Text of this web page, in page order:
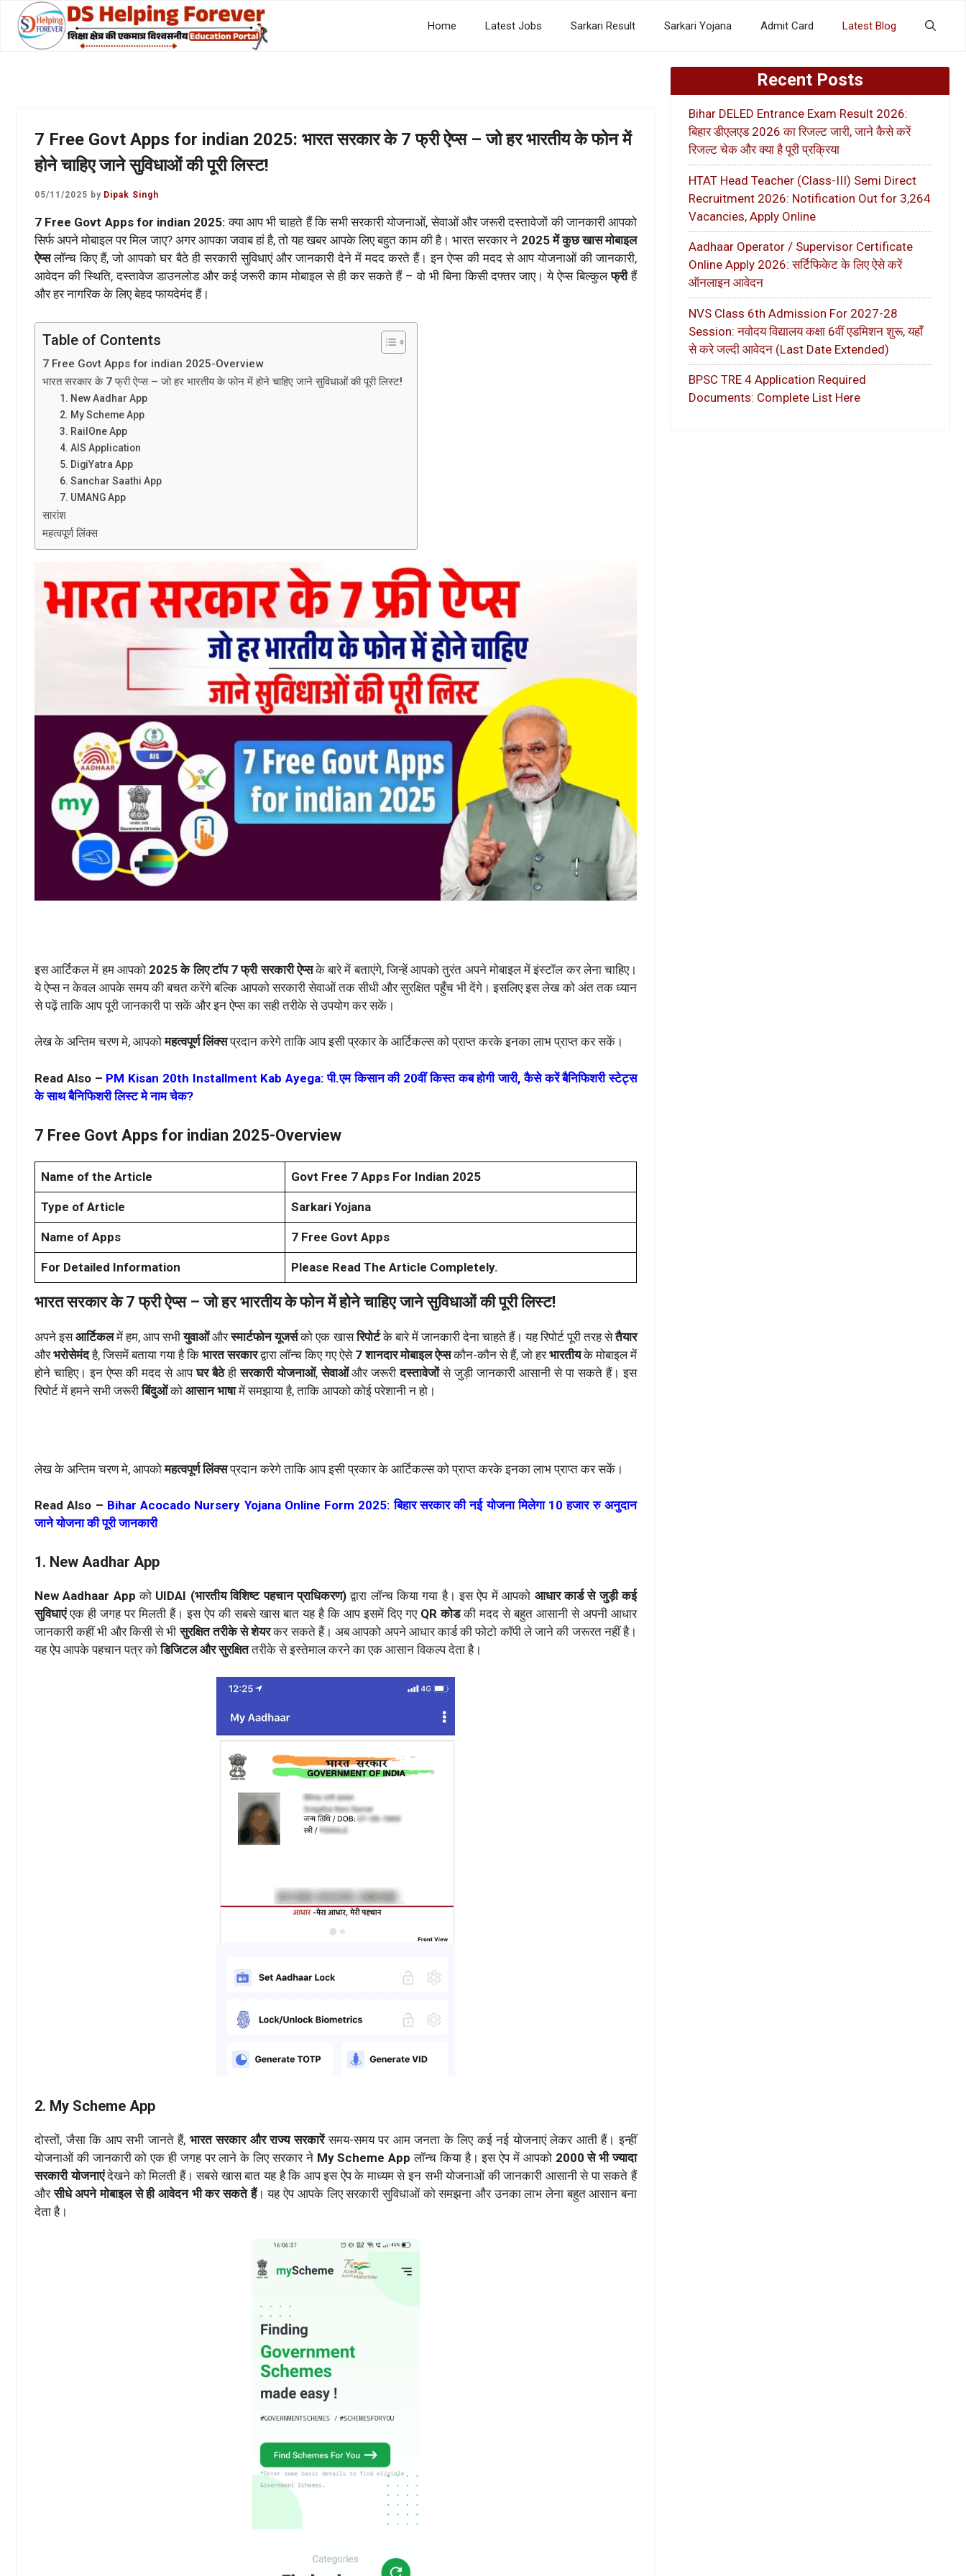
content
Home Latest Jobs Sarkari Result Sarkari Yojana Admit Card Latest Blog
7 Free Govt Apps for indian 2025: भारत सरकार के 7 फ्री ऐप्स – जो हर भारतीय के फोन में
होने चाहिए जाने सुविधाओं की पूरी लिस्ट!
05/11/2025 by Dipak Singh
7 Free Govt Apps for indian 2025: क्या आप भी चाहते हैं कि सभी सरकारी योजनाओं, सेवाओं और जरूरी दस्तावेजों की जानकारी आपको
सिर्फ अपने मोबाइल पर मिल जाए? अगर आपका जवाब हां है, तो यह खबर आपके लिए बहुत काम की है। भारत सरकार ने 2025 में कुछ खास मोबाइल
ऐप्सलॉन्च किए हैं, जो आपको घर बैठे ही सरकारी सुविधाएं और जानकारी देने में मदद करते हैं। इन ऐप्स की मदद से आप योजनाओं की जानकारी,
आवेदन की स्थिति, दस्तावेज डाउनलोड और कई जरूरी काम मोबाइल से ही कर सकते हैं – वो भी बिना किसी दफ्तर जाए। ये ऐप्स बिल्कुलफ्रीहैं
और हर नागरिक के लिए बेहद फायदेमंद हैं।
Table of Contents
7 Free Govt Apps for indian 2025-Overview
भारत सरकार के 7 फ्री ऐप्स – जो हर भारतीय के फोन में होने चाहिए जाने सुविधाओं की पूरी लिस्ट!
1. New Aadhar App
2. My Scheme App
3. RailOne App
4. AIS Application
5. DigiYatra App
6. Sanchar Saathi App
7. UMANG App
सारांश
महत्वपूर्ण लिंक्स
इस आर्टिकल में हम आपको 2025 के लिए टॉप 7 फ्री सरकारी ऐप्सके बारे में बताएंगे, जिन्हें आपको तुरंत अपने मोबाइल में इंस्टॉल कर लेना चाहिए।
ये ऐप्स न केवल आपके समय की बचत करेंगे बल्कि आपको सरकारी सेवाओं तक सीधी और सुरक्षित पहुँच भी देंगे। इसलिए इस लेख को अंत तक ध्यान
से पढ़ें ताकि आप पूरी जानकारी पा सकें और इन ऐप्स का सही तरीके से उपयोग कर सकें।
लेख के अन्तिम चरण मे, आपकोमहत्वपूर्ण लिंक्सप्रदान करेगे ताकि आप इसी प्रकार के आर्टिकल्स को प्राप्त करके इनका लाभ प्राप्त कर सकें।
Read Also – PM Kisan 20th Installment Kab Ayega: पी.एम किसान की 20वीं किस्त कब होगी जारी, कैसे करें बैनिफिशरी स्टेट्स
के साथ बैनिफिशरी लिस्ट मे नाम चेक?
7 Free Govt Apps for indian 2025-Overview
Name of the Article Govt Free 7 Apps For Indian 2025
Type of Article Sarkari Yojana
Name of Apps 7 Free Govt Apps
For Detailed Information Please Read The Article Completely.
भारत सरकार के 7 फ्री ऐप्स – जो हर भारतीय के फोन में होने चाहिए जाने सुविधाओं की पूरी लिस्ट!
अपने इसआर्टिकलमें हम, आप सभीयुवाओंऔरस्मार्टफोन यूजर्सको एक खासरिपोर्टके बारे में जानकारी देना चाहते हैं। यह रिपोर्ट पूरी तरह सेतैयार
औरभरोसेमंदहै, जिसमें बताया गया है कि भारत सरकारद्वारा लॉन्च किए गए ऐसे 7 शानदार मोबाइल ऐप्सकौन-कौन से हैं, जो हरभारतीयके मोबाइल में
होने चाहिए। इन ऐप्स की मदद से आपघर बैठेहीसरकारी योजनाओं,सेवाओंऔर जरूरीदस्तावेजोंसे जुड़ी जानकारी आसानी से पा सकते हैं। इस
रिपोर्ट में हमने सभी जरूरीबिंदुओंको आसान भाषामें समझाया है, ताकि आपको कोई परेशानी न हो।
लेख के अन्तिम चरण मे, आपकोमहत्वपूर्ण लिंक्सप्रदान करेगे ताकि आप इसी प्रकार के आर्टिकल्स को प्राप्त करके इनका लाभ प्राप्त कर सकें।
Read Also – Bihar Acocado Nursery Yojana Online Form 2025: बिहार सरकार की नई योजना मिलेगा 10 हजार रु अनुदान
जाने योजना की पूरी जानकारी
1. New Aadhar App
New Aadhaar App को UIDAI (भारतीय विशिष्ट पहचान प्राधिकरण)द्वारा लॉन्च किया गया है। इस ऐप में आपको आधार कार्ड से जुड़ी कई
सुविधाएंएक ही जगह पर मिलती हैं। इस ऐप की सबसे खास बात यह है कि आप इसमें दिए गए QR कोडकी मदद से बहुत आसानी से अपनी आधार
जानकारी कहीं भी और किसी से भीसुरक्षित तरीके से शेयरकर सकते हैं। अब आपको अपने आधार कार्ड की फोटो कॉपी ले जाने की जरूरत नहीं है।
यह ऐप आपके पहचान पत्र कोडिजिटल और सुरक्षिततरीके से इस्तेमाल करने का एक आसान विकल्प देता है।
2. My Scheme App
दोस्तों, जैसा कि आप सभी जानते हैं, भारत सरकार और राज्य सरकारेंसमय-समय पर आम जनता के लिए कई नई योजनाएं लेकर आती हैं। इन्हीं
योजनाओं की जानकारी को एक ही जगह पर लाने के लिए सरकार ने My Scheme App लॉन्च किया है। इस ऐप में आपको 2000 से भी ज्यादा
सरकारी योजनाएंदेखने को मिलती हैं। सबसे खास बात यह है कि आप इस ऐप के माध्यम से इन सभी योजनाओं की जानकारी आसानी से पा सकते हैं
औरसीधे अपने मोबाइल से ही आवेदन भी कर सकते हैं। यह ऐप आपके लिए सरकारी सुविधाओं को समझना और उनका लाभ लेना बहुत आसान बना
देता है।
Recent Posts
Bihar DELED Entrance Exam Result 2026:
बिहार डीएलएड 2026 का रिजल्ट जारी, जाने कैसे करें
रिजल्ट चेक और क्या है पूरी प्रक्रिया
HTAT Head Teacher (Class-III) Semi Direct
Recruitment 2026: Notification Out for 3,264
Vacancies, Apply Online
Aadhaar Operator / Supervisor Certificate
Online Apply 2026: सर्टिफिकेट के लिए ऐसे करें
ऑनलाइन आवेदन
NVS Class 6th Admission For 2027-28
Session: नवोदय विद्यालय कक्षा 6वीं एडमिशन शुरू, यहाँ
से करे जल्दी आवेदन (Last Date Extended)
BPSC TRE 4 Application Required
Documents: Complete List Here